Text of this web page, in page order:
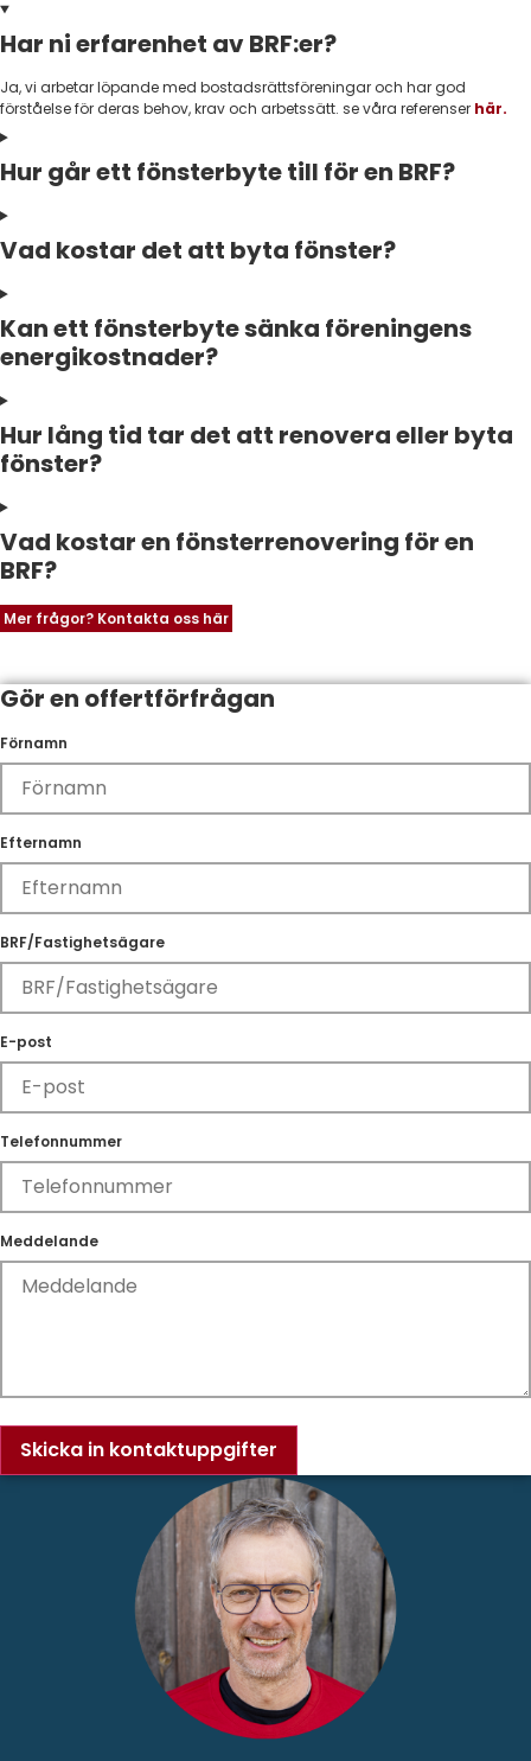
Har ni erfarenhet av BRF:er?
Ja, vi arbetar löpande med bostadsrättsföreningar och har god
förståelse för deras behov, krav och arbetssätt. se våra referenser här.
Hur går ett fönsterbyte till för en BRF?
Vad kostar det att byta fönster?
Kan ett fönsterbyte sänka föreningens
energikostnader?
Hur lång tid tar det att renovera eller byta
fönster?
Vad kostar en fönsterrenovering för en
BRF?
Mer frågor? Kontakta oss här
Gör en offertförfrågan
Förnamn
Efternamn
BRF/Fastighetsägare
E-post
Telefonnummer
Meddelande
Skicka in kontaktuppgifter